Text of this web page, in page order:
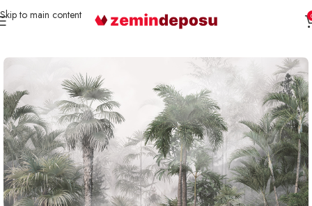
Skip to main content